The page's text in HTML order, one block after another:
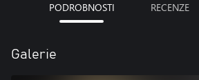
PODROBNOSTI RECENZE
Galerie